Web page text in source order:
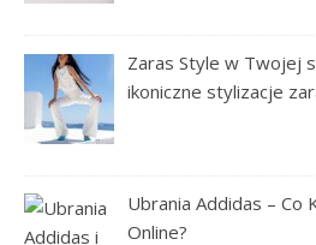
Zaras Style w Twojej
ikoniczne stylizacje
Ubrania Addidas – Co
Online?